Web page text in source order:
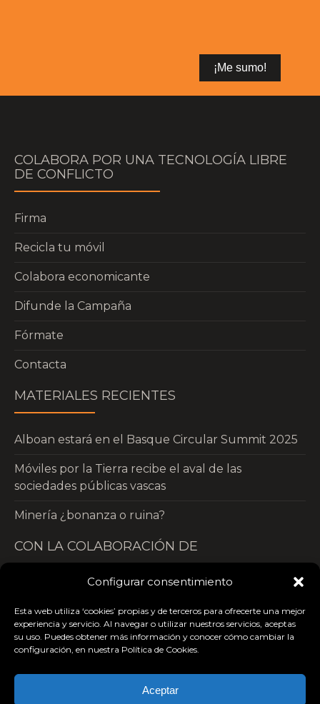
Configurar consentimiento
Esta web utiliza ‘cookies’ propias y de terceros para ofrecerte una mejor
experiencia y servicio. Al navegar o utilizar nuestros servicios, aceptas
su uso. Puedes obtener más información y conocer cómo cambiar la
configuración, en nuestra Política de Cookies.
Aceptar
COLABORA POR UNA TECNOLOGÍA LIBRE
DE CONFLICTO
Firma
Recicla tu móvil
Colabora economicante
Difunde la Campaña
Fórmate
Contacta
MATERIALES RECIENTES
Alboan estará en el Basque Circular Summit 2025
Móviles por la Tierra recibe el aval de las
sociedades públicas vascas
Minería ¿bonanza o ruina?
CON LA COLABORACIÓN DE